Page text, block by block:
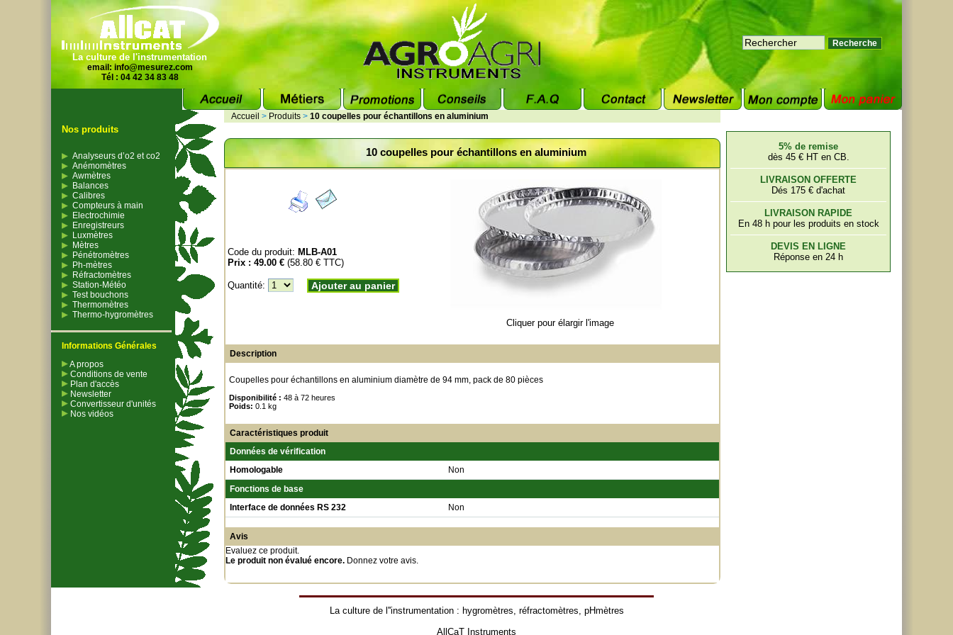
La culture de l'instrumentation
email: info@mesurez.com
Tél : 04 42 34 83 48
Nos produits
Analyseurs d’o2 et co2
Anémomètres
Awmètres
Balances
Calibres
Compteurs à main
Electrochimie
Enregistreurs
Luxmètres
Mètres
Pénétromètres
Ph-mètres
Réfractomètres
Station-Météo
Test bouchons
Thermomètres
Thermo-hygromètres
Informations Générales
A propos
Conditions de vente
Plan d'accès
Newsletter
Convertisseur d'unités
Nos vidéos
Accueil > Produits > 10 coupelles pour échantillons en aluminium
10 coupelles pour échantillons en aluminium
Cliquer pour élargir l'image
Code du produit: MLB-A01
Prix : 49.00 € (58.80 € TTC)
Quantité: Ajouter au panier
Description
Coupelles pour échantillons en aluminium diamètre de 94 mm, pack de 80 pièces
Disponibilité : 48 à 72 heures
Poids: 0.1 kg
Caractéristiques produit
Données de vérification
Homologable
Non
Fonctions de base
Interface de données RS 232
Non
Avis
Evaluez ce produit.
Le produit non évalué encore. Donnez votre avis.
5% de remise
dès 45 € HT en CB.
LIVRAISON OFFERTE
Dés 175 € d'achat
LIVRAISON RAPIDE
En 48 h pour les produits en stock
DEVIS EN LIGNE
Réponse en 24 h
La culture de l''instrumentation : hygromètres, réfractomètres, pHmètres
AllCaT Instruments